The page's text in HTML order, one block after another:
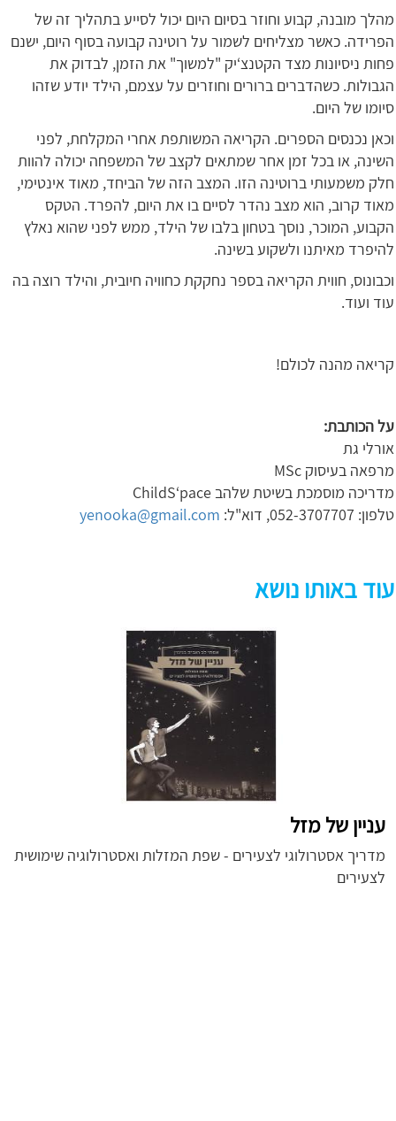
מהלך מובנה, קבוע וחוזר בסיום היום יכול לסייע בתהליך זה של
הפרידה. כאשר מצליחים לשמור על רוטינה קבועה בסוף היום, ישנם
פחות ניסיונות מצד הקטנצ‘יק "למשוך" את הזמן, לבדוק את
הגבולות. כשהדברים ברורים וחוזרים על עצמם, הילד יודע שזהו
סיומו של היום.
וכאן נכנסים הספרים. הקריאה המשותפת אחרי המקלחת, לפני
השינה, או בכל זמן אחר שמתאים לקצב של המשפחה יכולה להוות
חלק משמעותי ברוטינה הזו. המצב הזה של הביחד, מאוד אינטימי,
מאוד קרוב, הוא מצב נהדר לסיים בו את היום, להפרד. הטקס
הקבוע, המוכר, נוסך בטחון בלבו של הילד, ממש לפני שהוא נאלץ
להיפרד מאיתנו ולשקוע בשינה.
וכבונוס, חווית הקריאה בספר נחקקת כחוויה חיובית, והילד רוצה בה
עוד ועוד.
קריאה מהנה לכולם!
על הכותבת:
אורלי גת
מרפאה בעיסוק MSc
מדריכה מוסמכת בשיטת שלהב ChildS‘pace
טלפון: 052-3707707, דוא"ל:
yenooka@gmail.com
עוד באותו נושא
עניין של מזל
מדריך אסטרולוגי לצעירים - שפת המזלות ואסטרולוגיה שימושית
לצעירים